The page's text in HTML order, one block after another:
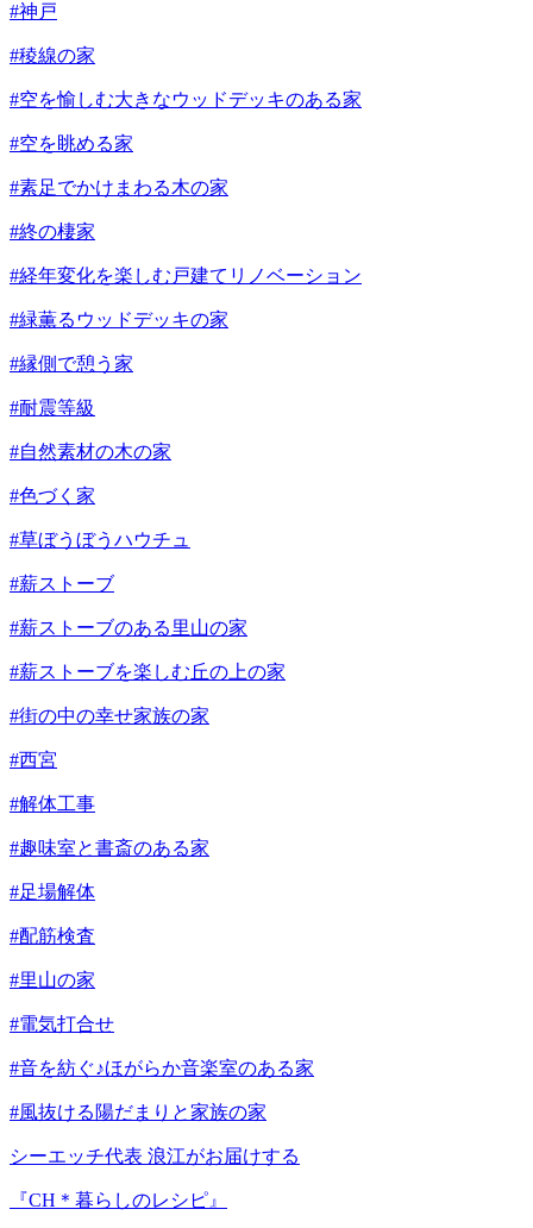
#神戸
#稜線の家
#空を愉しむ大きなウッドデッキのある家
#空を眺める家
#素足でかけまわる木の家
#終の棲家
#経年変化を楽しむ戸建てリノベーション
#緑薫るウッドデッキの家
#縁側で憩う家
#耐震等級
#自然素材の木の家
#色づく家
#草ぼうぼうハウチュ
#薪ストーブ
#薪ストーブのある里山の家
#薪ストーブを楽しむ丘の上の家
#街の中の幸せ家族の家
#西宮
#解体工事
#趣味室と書斎のある家
#足場解体
#配筋検査
#里山の家
#電気打合せ
#音を紡ぐ♪ほがらか音楽室のある家
#風抜ける陽だまりと家族の家
シーエッチ代表 浪江がお届けする
『CH＊暮らしのレシピ』